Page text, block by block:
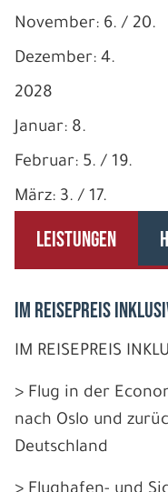
November: 6. / 20.
Dezember: 4.
2028
Januar: 8.
Februar: 5. / 19.
März: 3. / 17.
LEISTUNGEN
IM REISEPREIS
IM REISEPREIS
> Flug in der
nach Oslo und
Deutschland